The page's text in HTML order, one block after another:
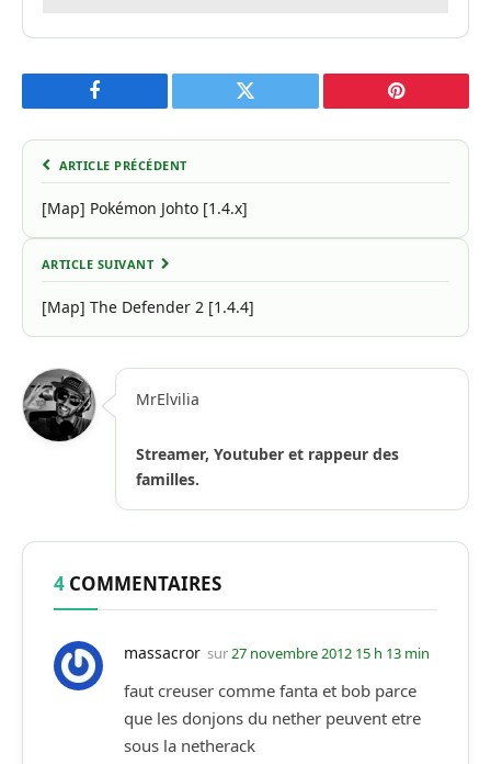
Facebook Twitter Pinterest
ARTICLE PRÉCÉDENT
[Map] Pokémon Johto [1.4.x]
ARTICLE SUIVANT
[Map] The Defender 2 [1.4.4]
MrElvilia
Streamer, Youtuber et rappeur des
familles.
4 COMMENTAIRES
massacror sur27 novembre 2012 15 h 13 min
faut creuser comme fanta et bob parce
que les donjons du nether peuvent etre
sous la netherack